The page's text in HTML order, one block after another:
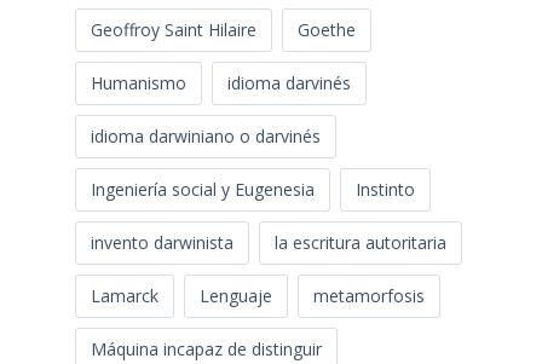
Geoffroy Saint Hilaire Goethe
Humanismo idioma darvinés
idioma darwiniano o darvinés
Ingeniería social y Eugenesia Instinto
invento darwinista la escritura autoritaria
Lamarck Lenguaje metamorfosis
Máquina incapaz de distinguir